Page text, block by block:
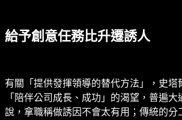
給予創意任務比升遷誘人
有關「提供發揮領導的替代方法」，史塔
「陪伴公司成長、成功」的渴望，普遍
說，拿職稱做誘因不會太有用；傳統的分